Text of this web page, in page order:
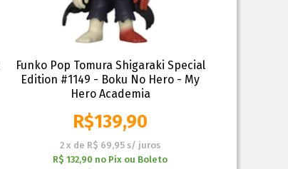
Funko Pop Tomura Shigaraki Special
Edition #1149 - Boku No Hero - My
Hero Academia
R$139,90
2 x de R$ 69,95 s/ juros
R$ 132,90 no Pix ou Boleto